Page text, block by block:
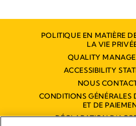
POLITIQUE EN MATIÈRE
LA VIE
QUALITY
ACCESSIBILITY
NOUS
CONDITIONS GÉNÉRALES
ET DE
DÉCLARATION